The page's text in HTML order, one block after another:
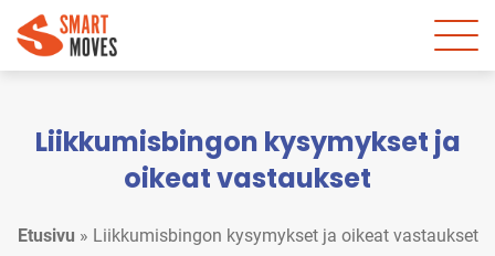
Liikkumisbingon kysymykset ja
oikeat vastaukset
Etusivu » Liikkumisbingon kysymykset ja oikeat vastaukset